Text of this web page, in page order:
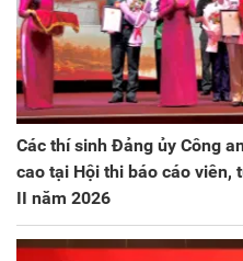
Các thí sinh Đảng ủy Công
cao tại Hội thi báo cáo viên,
II năm 2026